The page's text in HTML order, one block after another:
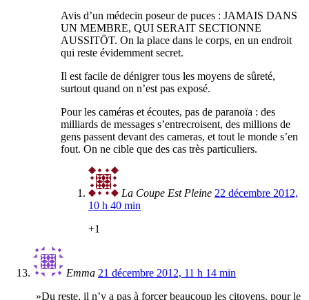
Avis d’un médecin poseur de puces : JAMAIS DANS
UN MEMBRE, QUI SERAIT SECTIONNE
AUSSITÖT. On la place dans le corps, en un endroit
qui reste évidemment secret.
Il est facile de dénigrer tous les moyens de sûreté,
surtout quand on n’est pas exposé.
Pour les caméras et écoutes, pas de paranoïa : des
milliards de messages s’entrecroisent, des millions de
gens passent devant des cameras, et tout le monde s’en
fout. On ne cible que des cas très particuliers.
La Coupe Est Pleine 22 décembre 2012,
10 h 40 min
+1
Emma 21 décembre 2012, 11 h 14 min
»Du reste, il n’y a pas à forcer beaucoup les citoyens, pour le